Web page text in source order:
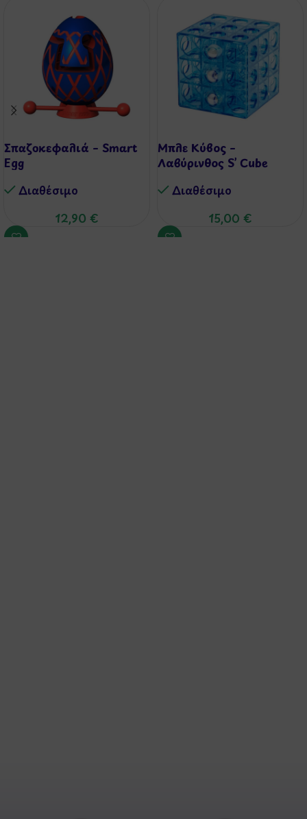
Σπαζοκεφαλιά – Smart
Egg
Διαθέσιμo
12,90 €
Μπλε Κύβος –
Λαβύρινθος S’ Cube
Διαθέσιμo
15,00 €